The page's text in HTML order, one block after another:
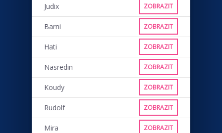
Judix ZOBRAZIT
Barni ZOBRAZIT
Hati ZOBRAZIT
Nasredin ZOBRAZIT
Koudy ZOBRAZIT
Rudolf ZOBRAZIT
Mira ZOBRAZIT